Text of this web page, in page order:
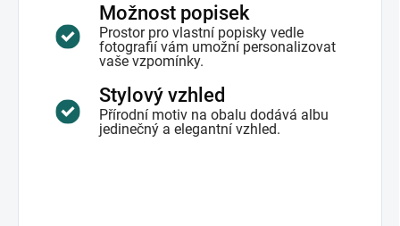
Možnost popisek
Prostor pro vlastní popisky vedle
fotografií vám umožní personalizovat
vaše vzpomínky.
Stylový vzhled
Přírodní motiv na obalu dodává albu
jedinečný a elegantní vzhled.